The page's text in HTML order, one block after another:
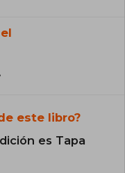
este libro?
es Tapa